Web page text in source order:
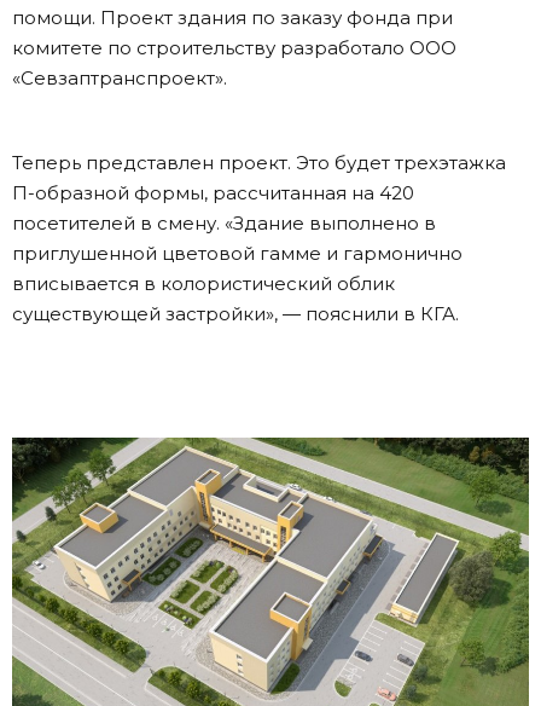
помощи. Проект здания по заказу фонда при
комитете по строительству разработало ООО
«Севзаптранспроект».
Теперь представлен проект. Это будет трехэтажка
П-образной формы, рассчитанная на 420
посетителей в смену. «Здание выполнено в
приглушенной цветовой гамме и гармонично
вписывается в колористический облик
существующей застройки», — пояснили в КГА.